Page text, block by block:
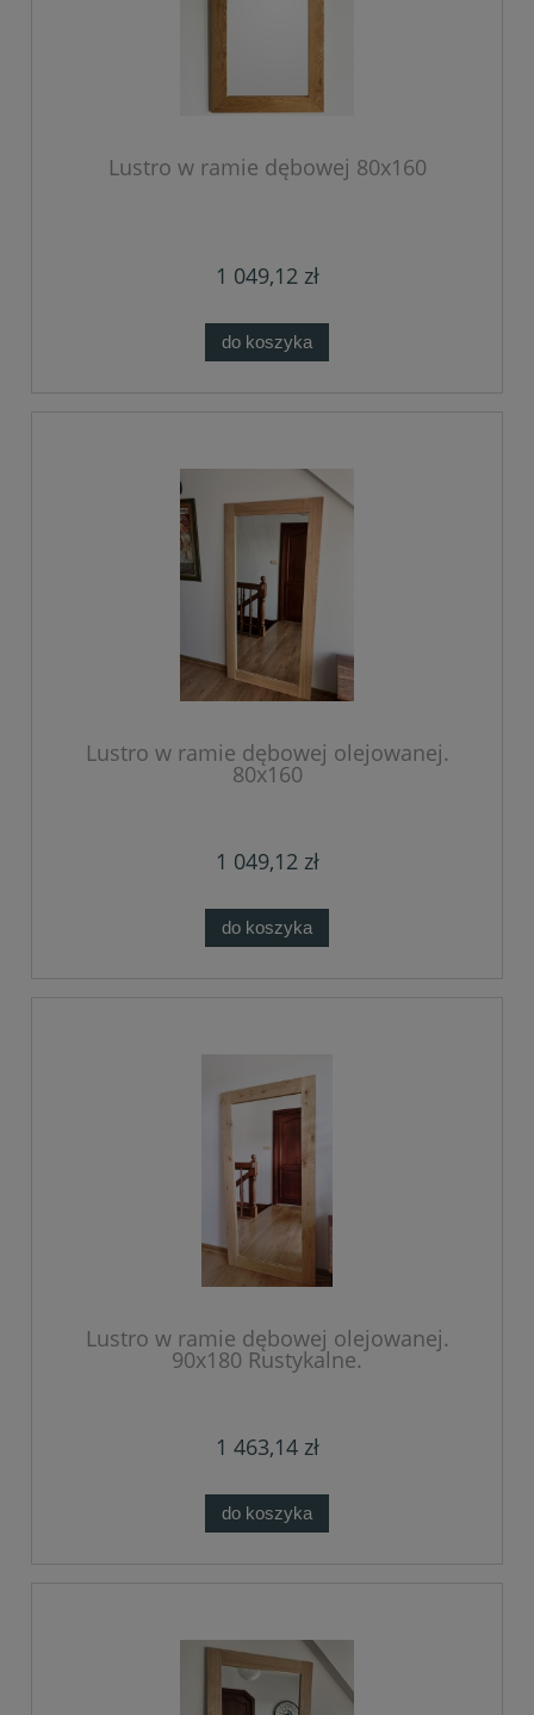
Lustro w ramie dębowej 80x160
1 049,12 zł
do koszyka
Lustro w ramie dębowej olejowanej.
80x160
1 049,12 zł
do koszyka
Lustro w ramie dębowej olejowanej.
90x180 Rustykalne.
1 463,14 zł
do koszyka